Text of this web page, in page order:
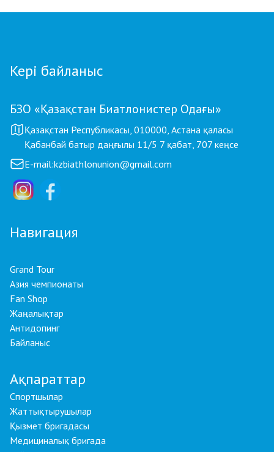
Кері байланыс
БЗО «Қазақстан Биатлонистер Одағы»
Қазақстан Республикасы, 010000, Астана қаласы
Қабанбай батыр даңғылы 11/5 7 қабат, 707 кеңсе
E-mail:kzbiathlonunion@gmail.com
Навигация
Grand Tour
Азия чемпионаты
Fan Shop
Жаңалықтар
Антидопинг
Байланыс
Ақпараттар
Спортшылар
Жаттықтырушылар
Қызмет бригадасы
Медициналық бригада